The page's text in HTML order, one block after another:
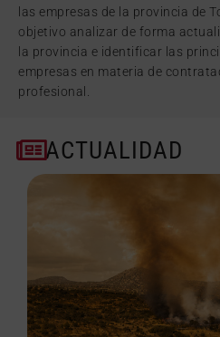
las empresas de la provincia de
objetivo analizar de forma
la provincia e identificar las
empresas en materia de
profesional.
ACTUALIDAD